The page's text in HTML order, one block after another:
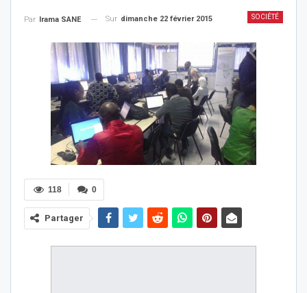
SOCIÉTÉ
Par Irama SANE Sur dimanche 22 février 2015
0
118
Partager